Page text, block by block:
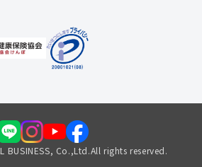
BUSINESS, Co.,Ltd.All rights reserved.